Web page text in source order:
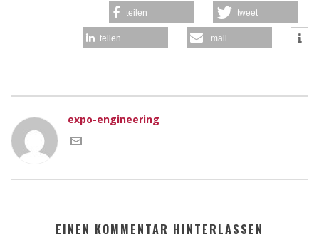
teilen tweet
teilen mail
expo-engineering
EINEN KOMMENTAR HINTERLASSEN